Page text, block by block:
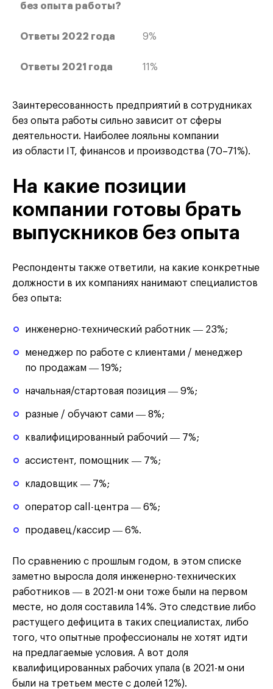
9%
11%
Заинтересованность предприятий в сотрудниках
без опыта работы сильно зависит от сферы
деятельности. Наиболее лояльны компании
из области IT, финансов и производства (70–71%).
На какие позиции
компании готовы брать
выпускников без опыта
Респонденты также ответили, на какие конкретные
должности в их компаниях нанимают специалистов
без опыта:
инженерно-технический работник ― 23%;
менеджер по работе с клиентами / менеджер
по продажам ― 19%;
начальная/стартовая позиция ― 9%;
разные / обучают сами ― 8%;
квалифицированный рабочий ― 7%;
ассистент, помощник ― 7%;
кладовщик ― 7%;
оператор call-центра ― 6%;
продавец/кассир ― 6%.
По сравнению с прошлым годом, в этом списке
заметно выросла доля инженерно-технических
работников ― в 2021-м они тоже были на первом
месте, но доля составила 14%. Это следствие либо
растущего дефицита в таких специалистах, либо
того, что опытные профессионалы не хотят идти
на предлагаемые условия. А вот доля
квалифицированных рабочих упала (в 2021-м они
были на третьем месте с долей 12%).